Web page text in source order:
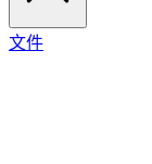
文件